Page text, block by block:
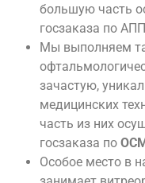
большую часть
госзаказа по
Мы выполняем
зачастую,
медицинских
часть из них
госзаказа по
Особое место в